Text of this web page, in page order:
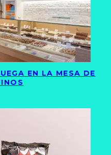
EN LA MESA DE